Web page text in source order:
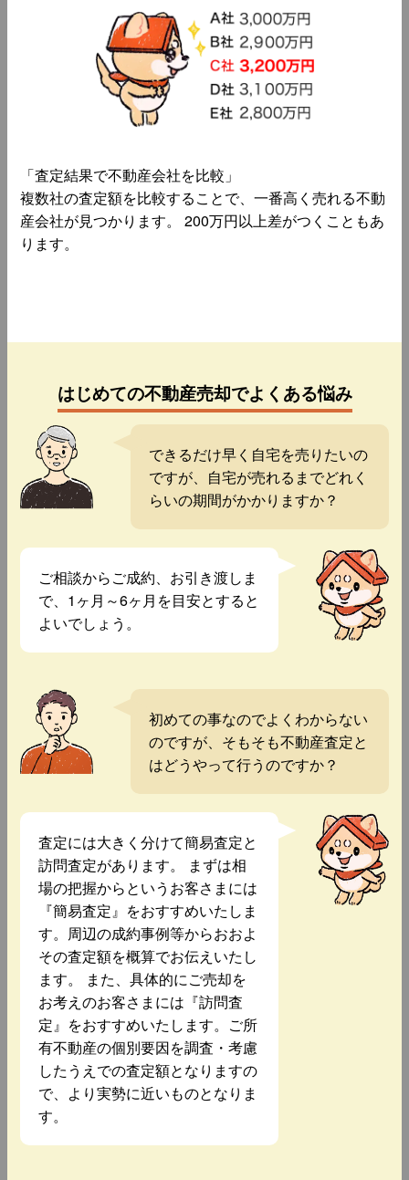
「査定結果で不動産会社を比較」
複数社の査定額を比較することで、一番高く売れる不動
産会社が見つかります。 200万円以上差がつくこともあ
ります。
はじめての不動産売却でよくある悩み
できるだけ早く自宅を売りたいの
ですが、自宅が売れるまでどれく
らいの期間がかかりますか？
ご相談からご成約、お引き渡しま
で、1ヶ月～6ヶ月を目安とすると
よいでしょう。
初めての事なのでよくわからない
のですが、そもそも不動産査定と
はどうやって行うのですか？
査定には大きく分けて簡易査定と
訪問査定があります。 まずは相
場の把握からというお客さまには
『簡易査定』をおすすめいたしま
す。周辺の成約事例等からおおよ
その査定額を概算でお伝えいたし
ます。 また、具体的にご売却を
お考えのお客さまには『訪問査
定』をおすすめいたします。ご所
有不動産の個別要因を調査・考慮
したうえでの査定額となりますの
で、より実勢に近いものとなりま
す。